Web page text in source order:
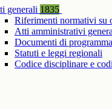
generali 1835
Riferimenti normativi su
Atti amministrativi
Documenti di
Statuti e leggi regionali
Codice disciplinare e